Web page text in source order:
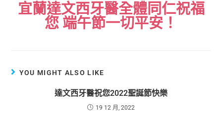
宜蘭達文西牙醫全體同仁祝福
您 端午節一切平安！
YOU MIGHT ALSO LIKE
達文西牙醫祝您2022聖誕節快樂
19 12 月, 2022